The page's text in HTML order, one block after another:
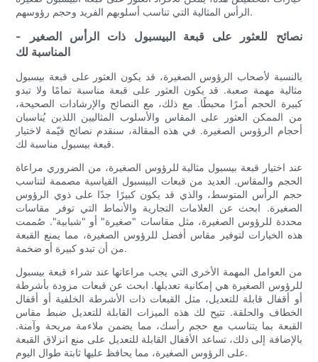
الرأس المثالية التي تناسب أسلوبهم الفريد وحجم رؤوسهم.
- نصائح للعثور على قبعة البيسبول ذات الرأس الصغير
المناسبة لك
بالنسبة لأصحاب الرؤوس الصغيرة، قد يكون العثور على قبعة بيسبول
مثالية مهمة صعبة. قد يكون العثور على قبعة مناسبة تمامًا ولا تبدو
كبيرة الحجم أمرًا محبطًا. مع ذلك، مع النصائح والإرشادات الصحيحة،
من الممكن العثور على المقاس والأسلوب المثاليين اللذين يُناسبان
أحجام الرؤوس الصغيرة. في هذه المقالة، سنقدم نصائح قيّمة لاختيار
قبعة بيسبول مناسبة لك.
عند اختيار قبعة بيسبول مثالية للرؤوس الصغيرة، من الضروري مراعاة
الحجم والمقاس. العديد من قبعات البيسبول القياسية مصممة لتناسب
حجم الرأس المتوسط، والذي قد يكون كبيرًا جدًا على ذوي الرؤوس
الصغيرة. ابحث عن العلامات التجارية والأنماط التي توفر مقاسات
محددة للرؤوس الصغيرة، مثل مقاسات "صغيرة" أو "شبابية". صُممت
هذه الخيارات لتوفير مقاس أفضل للرؤوس الصغيرة، مما يمنع القبعة
من أن تبدو كبيرة أو ضخمة.
من العوامل المهمة الأخرى التي يجب مراعاتها عند شراء قبعة بيسبول
للرؤوس الصغيرة هي إمكانية تعديلها. ابحث عن قبعات مزودة بأشرطة
أو أقفال قابلة للتعديل، مثل القبعات ذات الأشرطة الخلفية أو أقفال
الخطاف والحلقة. تتيح لك هذه الميزات القابلة للتعديل ضبط مقاس
القبعة بما يتناسب مع حجم رأسك، مما يضمن ملاءمة مريحة وآمنة.
بالإضافة إلى ذلك، تساعد الأقفال القابلة للتعديل على منع انزلاق القبعة
على الرؤوس الصغيرة، مما يحافظ عليها ثابتة طوال اليوم.